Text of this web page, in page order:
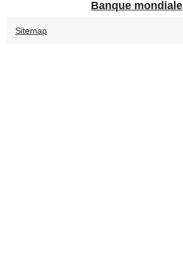
Banque mondiale
Sitemap